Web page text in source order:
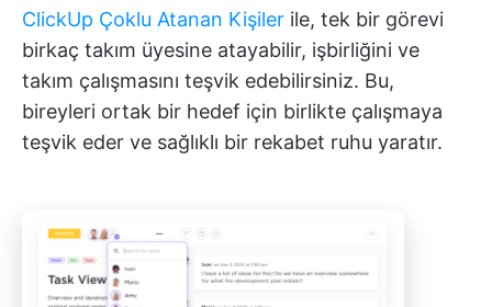
ClickUp Çoklu Atanan Kişiler ile, tek bir görevi
birkaç takım üyesine atayabilir, işbirliğini ve
takım çalışmasını teşvik edebilirsiniz. Bu,
bireyleri ortak bir hedef için birlikte çalışmaya
teşvik eder ve sağlıklı bir rekabet ruhu yaratır.